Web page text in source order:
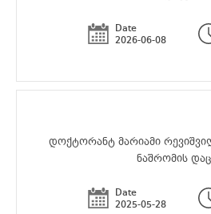
Date
2026-06-08
დოქტორანტ მარიამი
ნაშრომის
Date
2025-05-28